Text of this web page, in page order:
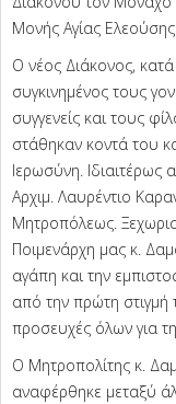
Μονής Αγίας
Ο νέος Διάκονος,
συγκινημένος τους
συγγενείς και τους
στάθηκαν κοντά του
Ιερωσύνη.
Αρχιμ. Λαυρέντιο
Μητροπόλεως.
Ποιμενάρχη μας κ.
αγάπη και την
από την πρώτη στιγμή
προσευχές όλων για
Ο Μητροπολίτης κ.
αναφέρθηκε μεταξύ